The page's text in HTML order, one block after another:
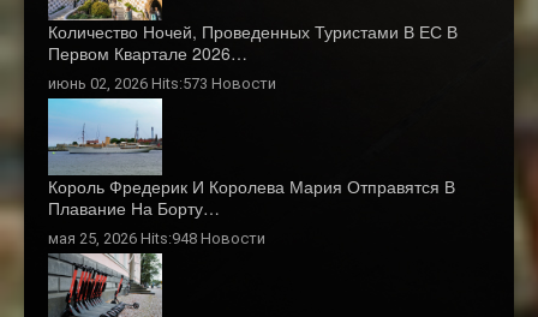
Количество Ночей, Проведенных Туристами В ЕС В
Первом Квартале 2026…
июнь 02, 2026 Hits:573 Новости
Король Фредерик И Королева Мария Отправятся В
Плавание На Борту…
мая 25, 2026 Hits:948 Новости